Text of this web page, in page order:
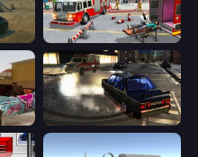
Fireman 2024
City Classic Car Driving: 131